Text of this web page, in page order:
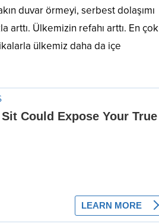
duvar örmeyi, serbest dolaşımı
arttı. Ülkemizin refahı arttı. En çok
ülkemiz daha da içe